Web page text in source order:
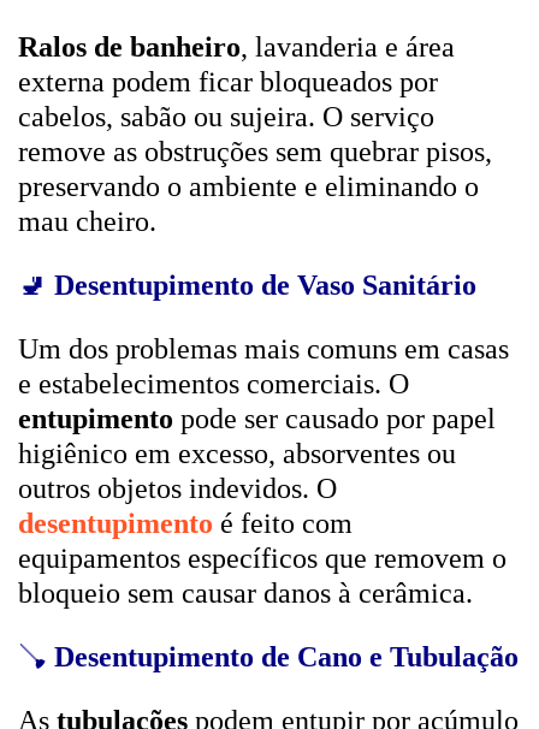
Ralos de banheiro, lavanderia e área
externa podem ficar bloqueados por
cabelos, sabão ou sujeira. O serviço
remove as obstruções sem quebrar pisos,
preservando o ambiente e eliminando o
mau cheiro.
🚽 Desentupimento de Vaso Sanitário
Um dos problemas mais comuns em casas
e estabelecimentos comerciais. O
entupimento pode ser causado por papel
higiênico em excesso, absorventes ou
outros objetos indevidos. O
desentupimento é feito com
equipamentos específicos que removem o
bloqueio sem causar danos à cerâmica.
🪠 Desentupimento de Cano e Tubulação
As tubulações podem entupir por acúmulo